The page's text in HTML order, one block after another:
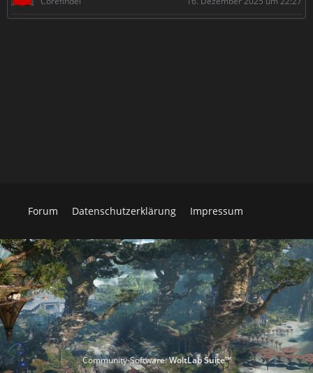
Forum Datenschutzerklärung Impressum
Community-Software:WoltLab Suite™